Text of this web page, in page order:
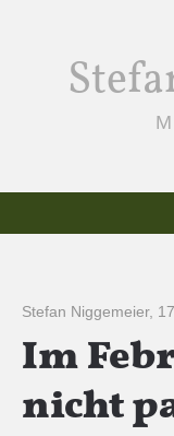
Stefan Niggemeier,
Im
nicht